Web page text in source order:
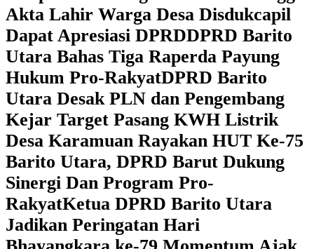
Akta Lahir Warga Desa Disdukcapil
Dapat Apresiasi DPRDDPRD Barito
Utara Bahas Tiga Raperda Payung
Hukum Pro-RakyatDPRD Barito
Utara Desak PLN dan Pengembang
Kejar Target Pasang KWH Listrik
Desa Karamuan Rayakan HUT Ke-75
Barito Utara, DPRD Barut Dukung
Sinergi Dan Program Pro-
RakyatKetua DPRD Barito Utara
Jadikan Peringatan Hari